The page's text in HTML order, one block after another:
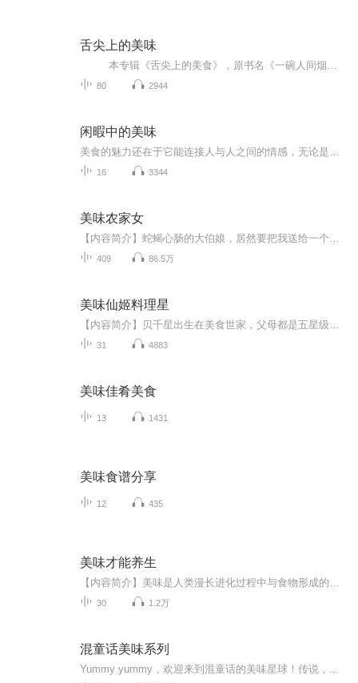
舌尖上的美味
80 2944
闲暇中的美味
16 3344
美味农家女
409 86.5万
美味仙姬料理星
31 4883
美味佳肴美食
13 1431
美味食谱分享
12 435
美味才能养生
30 1.2万
混童话美味系列